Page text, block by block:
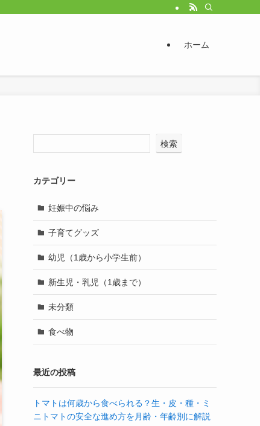
ホーム
検索
カテゴリー
妊娠中の悩み
子育てグッズ
幼児（1歳から小学生前）
新生児・乳児（1歳まで）
未分類
食べ物
最近の投稿
トマトは何歳から食べられる？生・皮・種・ミ
ニトマトの安全な進め方を月齢・年齢別に解説